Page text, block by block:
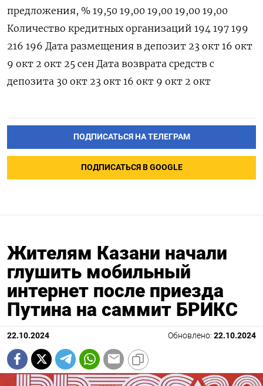
предложения, % 19,50 19,00 19,00 19,00 19,00
Количество кредитных организаций 194 197 199
216 196 Дата размещения в депозит 23 окт 16 окт
9 окт 2 окт 25 сен Дата возврата средств с
депозита 30 окт 23 окт 16 окт 9 окт 2 окт
ПОДПИСАТЬСЯ НА ТЕЛЕГРАМ
ПОДПИСАТЬСЯ В GOOGLE
Жителям Казани начали
глушить мобильный
интернет после приезда
Путина на саммит БРИКС
22.10.2024 Обновлено: 22.10.2024